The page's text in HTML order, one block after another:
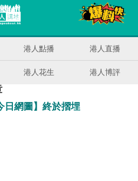
港人點播 港人直播
港人花生 港人博評
日網圖】終於摺埋